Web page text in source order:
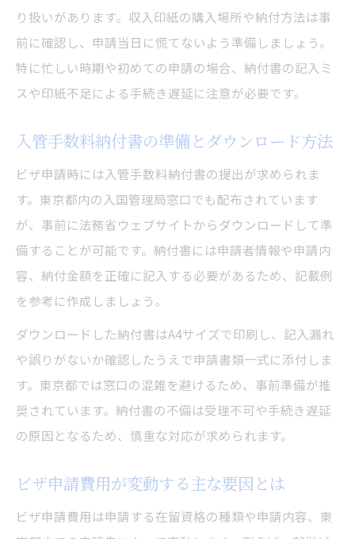
り扱いがあります。収入印紙の購入場所や納付方法は事
前に確認し、申請当日に慌てないよう準備しましょう。
特に忙しい時期や初めての申請の場合、納付書の記入ミ
スや印紙不足による手続き遅延に注意が必要です。
入管手数料納付書の準備とダウンロード方法
ビザ申請時には入管手数料納付書の提出が求められま
す。東京都内の入国管理局窓口でも配布されています
が、事前に法務省ウェブサイトからダウンロードして準
備することが可能です。納付書には申請者情報や申請内
容、納付金額を正確に記入する必要があるため、記載例
を参考に作成しましょう。
ダウンロードした納付書はA4サイズで印刷し、記入漏れ
や誤りがないか確認したうえで申請書類一式に添付しま
す。東京都では窓口の混雑を避けるため、事前準備が推
奨されています。納付書の不備は受理不可や手続き遅延
の原因となるため、慎重な対応が求められます。
ビザ申請費用が変動する主な要因とは
ビザ申請費用は申請する在留資格の種類や申請内容、東